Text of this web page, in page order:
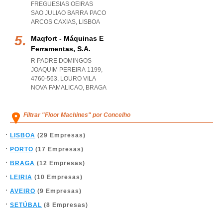
FREGUESIAS OEIRAS
SAO JULIAO BARRA PACO
ARCOS CAXIAS, LISBOA
Maqfort - Máquinas E
Ferramentas, S.a.
R PADRE DOMINGOS
JOAQUIM PEREIRA 1199,
4760-563, LOURO VILA
NOVA FAMALICAO, BRAGA
Filtrar "Floor Machines" por Concelho
LISBOA (29 Empresas)
PORTO (17 Empresas)
BRAGA (12 Empresas)
LEIRIA (10 Empresas)
AVEIRO (9 Empresas)
SETÚBAL (8 Empresas)